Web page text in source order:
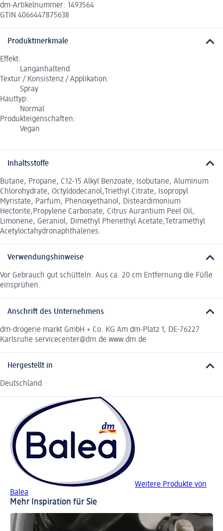
dm-Artikelnummer: 1493564
GTIN 4066447875638
Produktmerkmale
Effekt:
Langanhaltend
Textur / Konsistenz / Applikation:
Spray
Hauttyp:
Normal
Produkteigenschaften:
Vegan
Inhaltsstoffe
Butane, Propane, C12-15 Alkyl Benzoate, Isobutane, Aluminum
Chlorohydrate, Octyldodecanol,Triethyl Citrate, Isopropyl
Myristate, Parfum, Phenoxyethanol, Disteardimonium
Hectorite,Propylene Carbonate, Citrus Aurantium Peel Oil,
Limonene, Geraniol, Dimethyl Phenethyl Acetate,Tetramethyl
Acetyloctahydronaphthalenes.
Verwendungshinweise
Vor Gebrauch gut schütteln. Aus ca. 20 cm Entfernung die Füße
einsprühen.
Anschrift des Unternehmens
dm-drogerie markt GmbH + Co. KG Am dm-Platz 1, DE-76227
Karlsruhe servicecenter@dm.de www.dm.de
Hergestellt in
Deutschland
Weitere Produkte von
Balea
Mehr Inspiration für Sie